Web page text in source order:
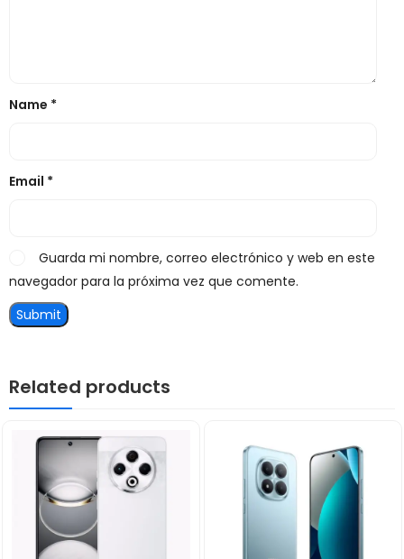
Name *
Email *
Guarda mi nombre, correo electrónico y web en este
navegador para la próxima vez que comente.
Related products